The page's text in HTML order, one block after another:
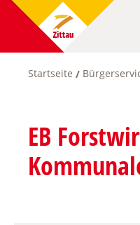
Direkt
Pfadnavigation
Startseite
EB